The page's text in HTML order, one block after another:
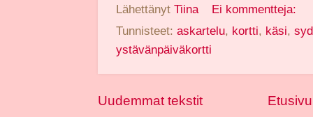
Lähettänyt Tiina
Ei kommentteja:
Tunnisteet: askartelu, kortti, käsi,
ystävänpäiväkortti
Uudemmat tekstit Etusivu